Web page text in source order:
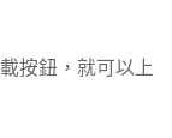
按鈕，就可以上